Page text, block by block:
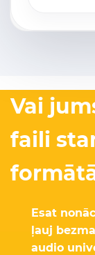
Vai
faili
Esat
ļauj
audio